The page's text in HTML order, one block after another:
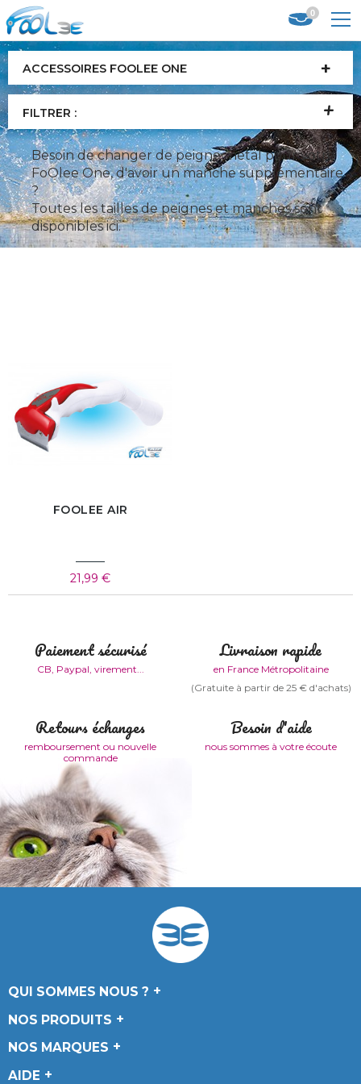
ACCESSOIRES FOOLEE ONE
FILTRER :
Besoin de changer de peigne metal pour votre
FoOlee One, d'avoir un manche supplémentaire
?
Toutes les tailles de peignes et manches sont
disponibles ici.
FOOLEE AIR
21,99 €
Paiement sécurisé
CB, Paypal, virement...
Livraison rapide
en France Métropolitaine
(Gratuite à partir de 25 € d'achats)
Retours échanges
remboursement ou nouvelle
commande
Besoin d'aide
nous sommes à votre écoute
QUI SOMMES NOUS ?
NOS PRODUITS
NOS MARQUES
AIDE
0